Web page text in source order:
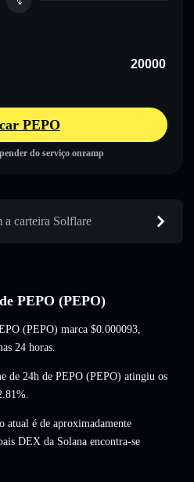
PEPO
do serviço onramp
a carteira Solflare
PEPO (PEPO)
(PEPO) marca $0.000093,
24 horas.
de 24h de PEPO (PEPO) atingiu os
.
atual é de aproximadamente
DEX da Solana encontra-se